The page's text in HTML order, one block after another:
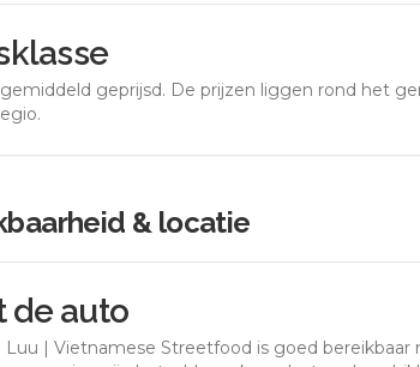
gemiddeld geprijsd. De prijzen liggen rond het
& locatie
de auto
Luu | Vietnamese Streetfood is goed bereikbaar